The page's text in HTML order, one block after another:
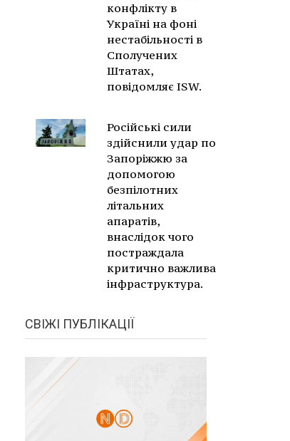
конфлікту в
Україні на фоні
нестабільності в
Сполучених
Штатах,
повідомляє ISW.
Російські сили
здійснили удар по
Запоріжжю за
допомогою
безпілотних
літальних
апаратів,
внаслідок чого
постраждала
критично важлива
інфраструктура.
СВІЖІ ПУБЛІКАЦІЇ